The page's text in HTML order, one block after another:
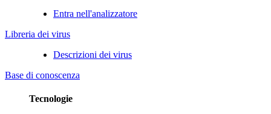
Entra nell'analizzatore
Libreria dei virus
Descrizioni dei virus
Base di conoscenza
Tecnologie